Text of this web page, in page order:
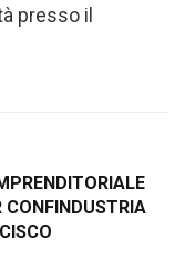
presso il